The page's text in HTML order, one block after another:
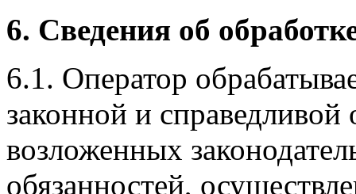
6. Сведения об
6.1. Оператор
законной и
возложенных
обязанностей,